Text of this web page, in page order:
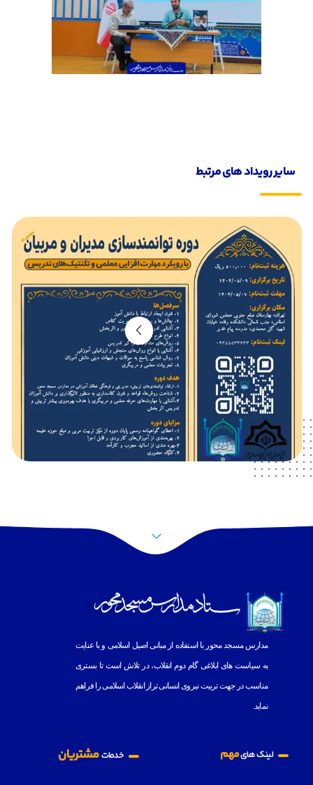
سایر رویداد های مرتبط
مدارس مسجد محور با استفاده از مبانى اصيل اسلامى و با عنايت
بهسياست هاى ابلاغى گام دوم انقلاب، در تلاش است تا بسترى
مناسب در جهت تربيت نيروى انسانى تراز انقلاب اسلامى را فراهم
نمايد.
لینک هایمهم خدماتمشتریان